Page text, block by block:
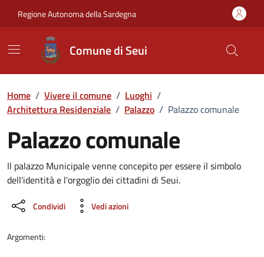
Regione Autonoma della Sardegna
Comune di Seui
Home / Vivere il comune / Luoghi /
Architettura Residenziale / Palazzo / Palazzo comunale
Palazzo comunale
Dettaglio luogo
Il palazzo Municipale venne concepito per essere il simbolo
dell'identità e l'orgoglio dei cittadini di Seui.
Condividi Vedi azioni
Argomenti: